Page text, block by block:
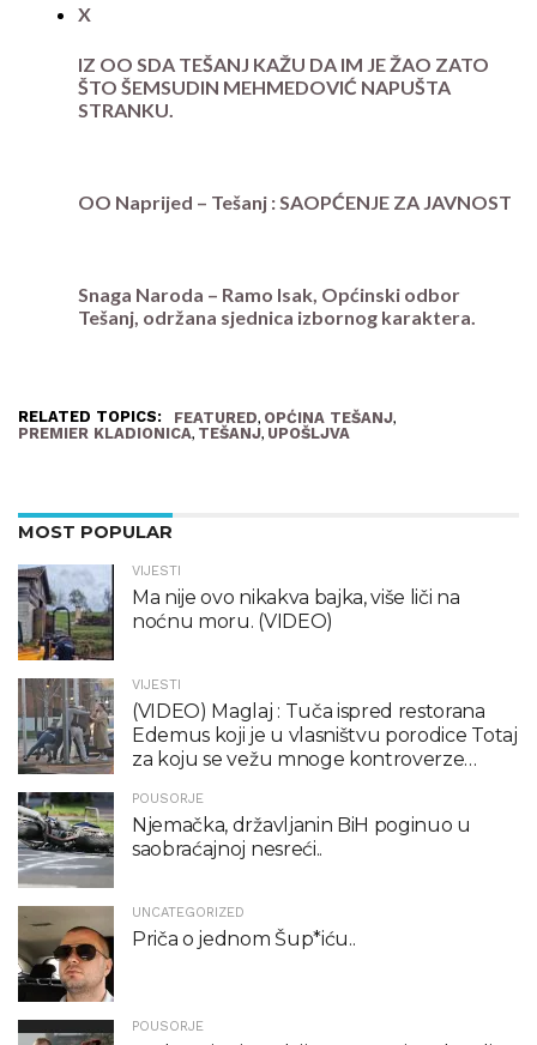
X
IZ OO SDA TEŠANJ KAŽU DA IM JE ŽAO ZATO
ŠTO ŠEMSUDIN MEHMEDOVIĆ NAPUŠTA
STRANKU.
OO Naprijed – Tešanj : SAOPĆENJE ZA JAVNOST
Snaga Naroda – Ramo Isak, Općinski odbor
Tešanj, održana sjednica izbornog karaktera.
RELATED TOPICS: FEATURED, OPĆINA TEŠANJ,
PREMIER KLADIONICA, TEŠANJ, UPOŠLJVA
MOST POPULAR
VIJESTI
Ma nije ovo nikakva bajka, više liči na
noćnu moru. (VIDEO)
VIJESTI
(VIDEO) Maglaj : Tuča ispred restorana
Edemus koji je u vlasništvu porodice Totaj
za koju se vežu mnoge kontroverze…
POUSORJE
Njemačka, državljanin BiH poginuo u
saobraćajnoj nesreći..
UNCATEGORIZED
Priča o jednom Šup*iću..
POUSORJE